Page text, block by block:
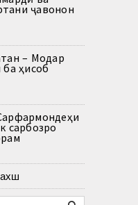
ҷавонон
– Модар
ҳисоб
сарбозро